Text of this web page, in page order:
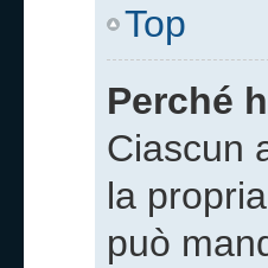
Top
Perché
Ciascun
la
può